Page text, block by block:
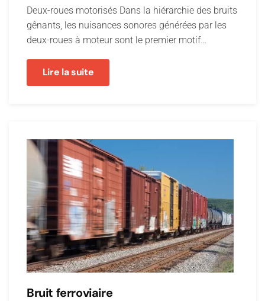
Deux-roues motorisés Dans la hiérarchie des bruits
gênants, les nuisances sonores générées par les
deux-roues à moteur sont le premier motif…
Lire la suite
Bruit ferroviaire